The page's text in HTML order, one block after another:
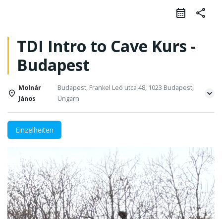
share
TDI Intro to Cave Kurs -
Budapest
Molnár
János
Budapest, Frankel Leó utca 48, 1023 Budapest,
Ungarn
Einzelheiten